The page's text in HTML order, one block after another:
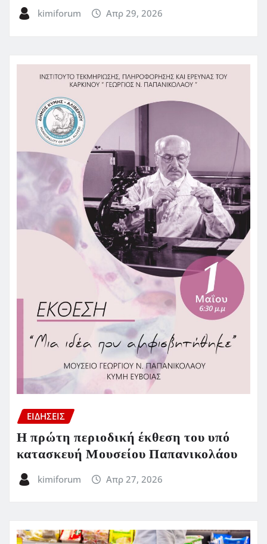
kimiforum Απρ 29, 2026
ΕΙΔΗΣΕΙΣ
Η πρώτη περιοδική έκθεση του υπό
κατασκευή Μουσείου Παπανικολάου
kimiforum Απρ 27, 2026